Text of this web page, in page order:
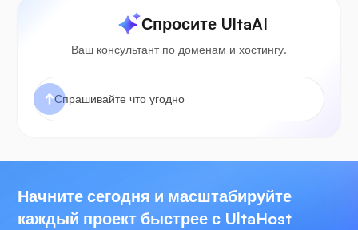
Спросите UltaAI
Ваш консультант по доменам и хостингу.
Начните сегодня и масштабируйте
каждый проект быстрее с UltaHost